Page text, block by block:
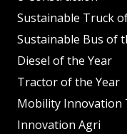
Sustainable Truck
Sustainable Bus of
Diesel of the Year
Tractor of the Year
Mobility Innovation
Innovation Agri